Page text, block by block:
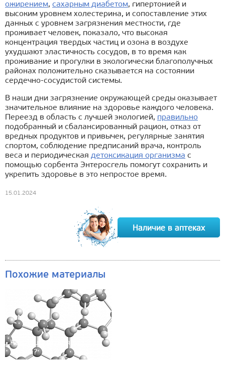
ожирением, сахарным диабетом, гипертонией и
высоким уровнем холестерина, и сопоставление этих
данных с уровнем загрязнения местности, где
проживает человек, показало, что высокая
концентрация твердых частиц и озона в воздухе
ухудшают эластичность сосудов, в то время как
проживание и прогулки в экологически благополучных
районах положительно сказывается на состоянии
сердечно-сосудистой системы.
В наши дни загрязнение окружающей среды оказывает
значительное влияние на здоровье каждого человека.
Переезд в область с лучшей экологией, правильно
подобранный и сбалансированный рацион, отказ от
вредных продуктов и привычек, регулярные занятия
спортом, соблюдение предписаний врача, контроль
веса и периодическая детоксикация организма с
помощью сорбента Энтеросгель помогут сохранить и
укрепить здоровье в это непростое время.
15.01.2024
Похожие материалы
Как защититься от
астмы?